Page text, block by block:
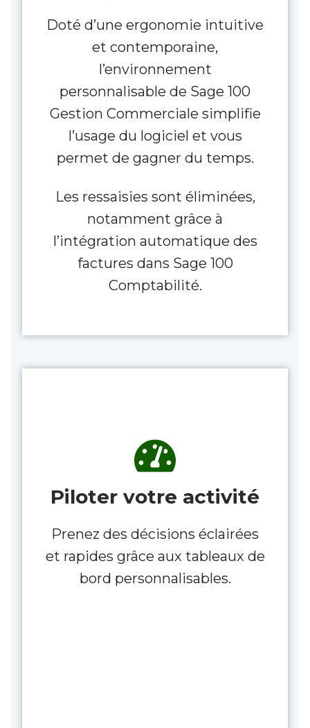
Doté d’une ergonomie intuitive
et contemporaine,
l’environnement
personnalisable de Sage 100
Gestion Commerciale simplifie
l’usage du logiciel et vous
permet de gagner du temps.
Les ressaisies sont éliminées,
notamment grâce à
l’intégration automatique des
factures dans Sage 100
Comptabilité.
Piloter votre activité
Prenez des décisions éclairées
et rapides grâce aux tableaux de
bord personnalisables.